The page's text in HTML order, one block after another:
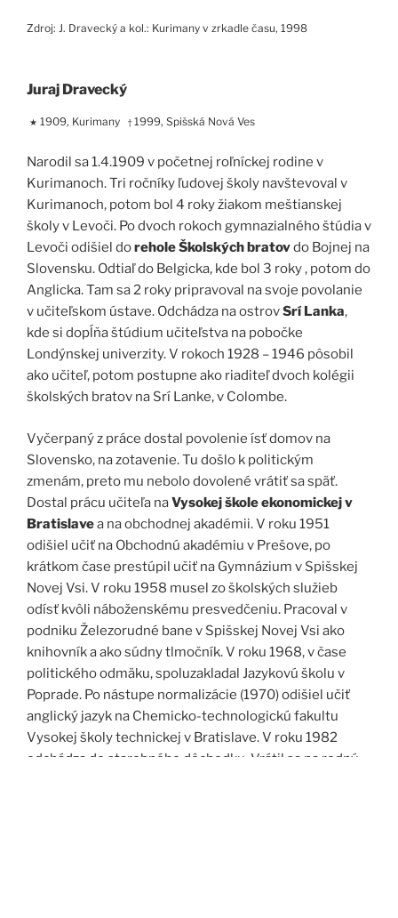
Zdroj: J. Dravecký a kol.: Kurimany v zrkadle času, 1998
Juraj Dravecký
★ 1909, Kurimany †1999, Spišská Nová Ves
Narodil sa 1.4.1909 v početnej roľníckej rodine v
Kurimanoch. Tri ročníky ľudovej školy navštevoval v
Kurimanoch, potom bol 4 roky žiakom meštianskej
školy v Levoči. Po dvoch rokoch gymnazialného štúdia v
Levoči odišiel dorehole Školských bratovdo Bojnej na
Slovensku. Odtiaľ do Belgicka, kde bol 3 roky , potom do
Anglicka. Tam sa 2 roky pripravoval na svoje povolanie
v učiteľskom ústave. Odchádza na ostrovSrí Lanka,
kde si dopĺňa štúdium učiteľstva na pobočke
Londýnskej univerzity. V rokoch 1928 – 1946 pôsobil
ako učiteľ, potom postupne ako riaditeľ dvoch kolégii
školských bratov na Srí Lanke, v Colombe.
Vyčerpaný z práce dostal povolenie ísť domov na
Slovensko, na zotavenie. Tu došlo k politickým
zmenám, preto mu nebolo dovolené vrátiť sa späť.
Dostal prácu učiteľa naVysokej škole ekonomickej v
Bratislavea na obchodnej akadémii. V roku 1951
odišiel učiť na Obchodnú akadémiu v Prešove, po
krátkom čase prestúpil učiť na Gymnázium v Spišskej
Novej Vsi. V roku 1958 musel zo školských služieb
odísť kvôli náboženskému presvedčeniu. Pracoval v
podniku Železorudné bane v Spišskej Novej Vsi ako
knihovník a ako súdny tlmočník. V roku 1968, v čase
politického odmäku, spoluzakladal Jazykovú školu v
Poprade. Po nástupe normalizácie (1970) odišiel učiť
anglický jazyk na Chemicko-technologickú fakultu
Vysokej školy technickej v Bratislave. V roku 1982
odchádza do starobného dôchodku. Vrátil sa na rodný